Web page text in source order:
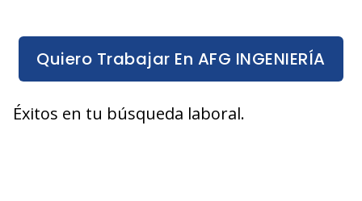
Quiero Trabajar En AFG INGENIERÍA
Éxitos en tu búsqueda laboral.